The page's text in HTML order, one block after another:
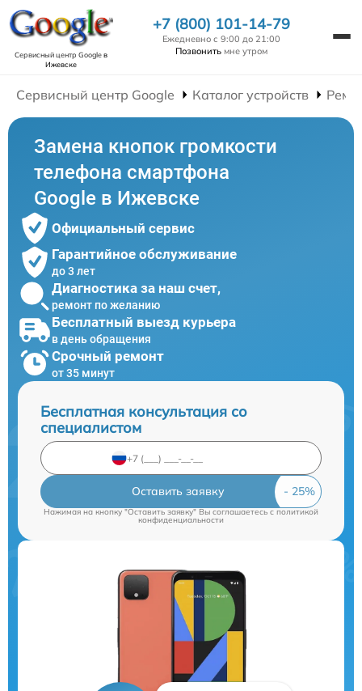
Сервисный центр Googleв
Ижевске
+7 (800) 101-14-79
Ежедневно с 9:00 до 21:00
Позвонить мне утром
Сервисный центр Google Каталог устройств
Замена кнопок громкости
телефона смартфона
Google в Ижевске
Официальный сервис
Гарантийное обслуживание
до 3 лет
Диагностика за наш счет,
ремонт по желанию
Бесплатный выезд курьера
в день обращения
Срочный ремонт
от 35 минут
Бесплатная консультация со
специалистом
Оставить заявку
Нажимая на кнопку "Оставить заявку" Вы соглашаетесь c политикой
конфиденциальности